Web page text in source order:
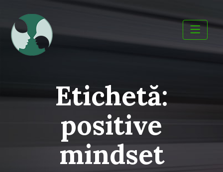
content
Etichetă:
positive
mindset